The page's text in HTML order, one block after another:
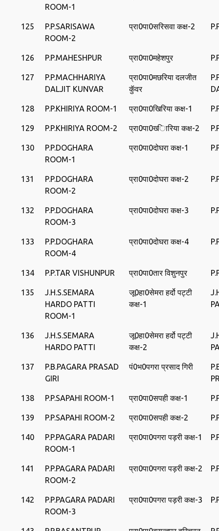
ROOM-1
125
P.P.SARISAWA
ROOM-2
प्रा0पा0सरिसवा कक्ष-2
126 P.P.MAHESHPUR प्रा0पा0महेशपुर
127
P.P.MACHHARIYA
DALJIT KUNVAR
प्रा0पा0मछरिया दलजीत
कुॅवर
128 P.P.KHIRIYA ROOM-1 प्रा0पा0खिरिया कक्ष-1
129 P.P.KHIRIYA ROOM-2 प्रा0पा0ख्‍िारिया कक्ष-2
130
P.P.DOGHARA
ROOM-1
प्रा0पा0दोघरा कक्ष-1
131
P.P.DOGHARA
ROOM-2
प्रा0पा0दोघरा कक्ष-2
132
P.P.DOGHARA
ROOM-3
प्रा0पा0दोघरा कक्ष-3
133
P.P.DOGHARA
ROOM-4
प्रा0पा0दोघरा कक्ष-4
134 P.P.TAR VISHUNPUR प्रा0पा0तार विशुनपुर
135
J.H.S.SEMARA
HARDO PATTI
ROOM-1
जू0हा0सेमरा हर्दो पट्टी
कक्ष-1
136
J.H.S.SEMARA
HARDO PATTI
जू0हा0सेमरा हर्दो पट्टी
कक्ष-2
137
P.B.PAGARA PRASAD
GIRI
पं0भ0पगरा प्रसाद गिरी
138 P.P.SAPAHI ROOM-1 प्रा0पा0सपही कक्ष-1
139 P.P.SAPAHI ROOM-2 प्रा0पा0सपही कक्ष-2
140
P.P.PAGARA PADARI
ROOM-1
प्रा0पा0पगरा पड़री कक्ष-1
141
P.P.PAGARA PADARI
ROOM-2
प्रा0पा0पगरा पड़री कक्ष-2
142
P.P.PAGARA PADARI
ROOM-3
प्रा0पा0पगरा पड़री कक्ष-3